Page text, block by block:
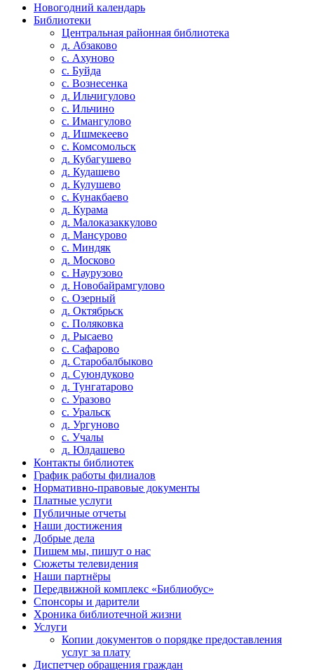
Новогодний календарь
Библиотеки
Центральная районная библиотека
д. Абзаково
с. Ахуново
с. Буйда
с. Вознесенка
д. Ильчигулово
с. Ильчино
с. Имангулово
д. Ишмекеево
с. Комсомольск
д. Кубагушево
д. Кудашево
д. Кулушево
с. Кунакбаево
д. Курама
д. Малоказаккулово
д. Мансурово
с. Миндяк
д. Москово
с. Наурузово
д. Новобайрамгулово
с. Озерный
д. Октябрьск
с. Поляковка
д. Рысаево
с. Сафарово
д. Старобалбыково
д. Суюндуково
д. Тунгатарово
с. Уразово
с. Уральск
д. Ургуново
с. Учалы
д. Юлдашево
Контакты библиотек
График работы филиалов
Нормативно-правовые документы
Платные услуги
Публичные отчеты
Наши достижения
Добрые дела
Пишем мы, пишут о нас
Сюжеты телевидения
Наши партнёры
Передвижной комплекс «Библиобус»
Спонсоры и дарители
Хроника библиотечной жизни
Услуги
Копии документов о порядке предоставления
услуг за плату
Диспетчер обращения граждан